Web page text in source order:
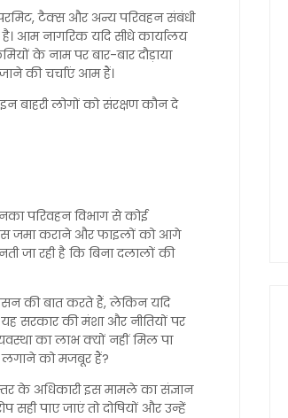
टैक्स और अन्य परिवहन संबंधी
आम नागरिक यदि सीधे कार्यालय
के नाम पर बार-बार दौड़ाया
की चर्चाएं आम हैं।
बाहरी लोगों को संरक्षण कौन दे
परिवहन विभाग से कोई
जमा कराने और फाइलों को आगे
जा रही है कि बिना दलालों की
की बात करते हैं, लेकिन यदि
सरकार की मंशा और नीतियों पर
का लाभ क्यों नहीं मिल पा
लगाने को मजबूर हैं?
के अधिकारी इस मामले का संज्ञान
पाए जाएं तो दोषियों और उन्हें